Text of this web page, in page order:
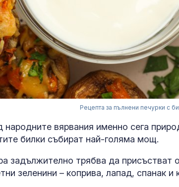
Рецепта за пълнени печурки с
вярвания именно сега
билки събират най-голяма мощ.
задължително трябва да присъстват
зеленини – коприва, лапад, спанак и